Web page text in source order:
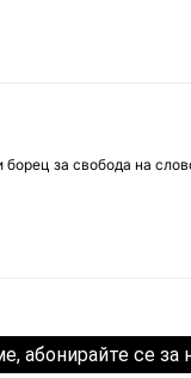
за свобода на
абонирайте се за